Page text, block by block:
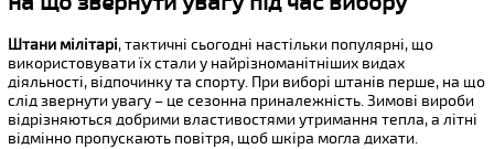
Штани мілітарі, тактичні сьогодні настільки популярні, що
використовувати їх стали у найрізноманітніших видах
діяльності, відпочинку та спорту. При виборі штанів перше, на що
слід звернути увагу – це сезонна приналежність. Зимові вироби
відрізняються добрими властивостями утримання тепла, а літні
відмінно пропускають повітря, щоб шкіра могла дихати.